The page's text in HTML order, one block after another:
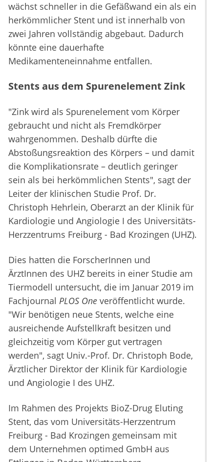
wächst schneller in die Gefäßwand ein als ein
herkömmlicher Stent und ist innerhalb von
zwei Jahren vollständig abgebaut. Dadurch
könnte eine dauerhafte
Medikamenteneinnahme entfallen.
Stents aus dem Spurenelement Zink
"Zink wird als Spurenelement vom Körper
gebraucht und nicht als Fremdkörper
wahrgenommen. Deshalb dürfte die
Abstoßungsreaktion des Körpers – und damit
die Komplikationsrate – deutlich geringer
sein als bei herkömmlichen Stents", sagt der
Leiter der klinischen Studie Prof. Dr.
Christoph Hehrlein, Oberarzt an der Klinik für
Kardiologie und Angiologie I des Universitäts-
Herzzentrums Freiburg - Bad Krozingen (UHZ).
Dies hatten die ForscherInnen und
ÄrztInnen des UHZ bereits in einer Studie am
Tiermodell untersucht, die im Januar 2019 im
Fachjournal PLOS One veröffentlicht wurde.
"Wir benötigen neue Stents, welche eine
ausreichende Aufstellkraft besitzen und
gleichzeitig vom Körper gut vertragen
werden", sagt Univ.-Prof. Dr. Christoph Bode,
Ärztlicher Direktor der Klinik für Kardiologie
und Angiologie I des UHZ.
Im Rahmen des Projekts BioZ-Drug Eluting
Stent, das vom Universitäts-Herzzentrum
Freiburg - Bad Krozingen gemeinsam mit
dem Unternehmen optimed GmbH aus